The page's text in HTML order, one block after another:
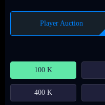
Player Auction
100 K
400 K